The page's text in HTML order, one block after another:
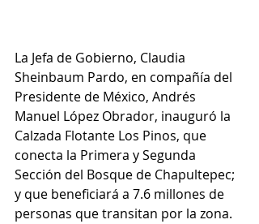
La Jefa de Gobierno, Claudia
Sheinbaum Pardo, en compañía del
Presidente de México, Andrés
Manuel López Obrador, inauguró la
Calzada Flotante Los Pinos, que
conecta la Primera y Segunda
Sección del Bosque de Chapultepec;
y que beneficiará a 7.6 millones de
personas que transitan por la zona.